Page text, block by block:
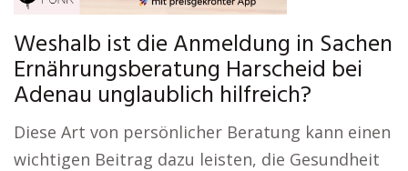
Weshalb ist die Anmeldung in Sachen
Ernährungsberatung Harscheid bei
Adenau unglaublich hilfreich?
Diese Art von persönlicher Beratung kann einen
wichtigen Beitrag dazu leisten, die Gesundheit